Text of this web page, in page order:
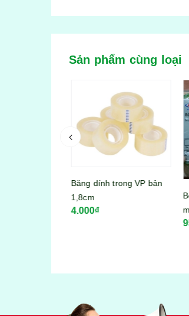
Sản phẩm cùng loại
Băng dính trong VP bản
1,8cm
4.000₫